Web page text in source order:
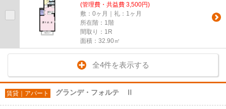
(管理費・共益費 3,500円)
敷：0ヶ月｜礼：1ヶ月
所在階：1階
間取り：1R
面積：32.90㎡
全4件を表示する
賃貸｜アパート グランデ・フォルテ Ⅱ